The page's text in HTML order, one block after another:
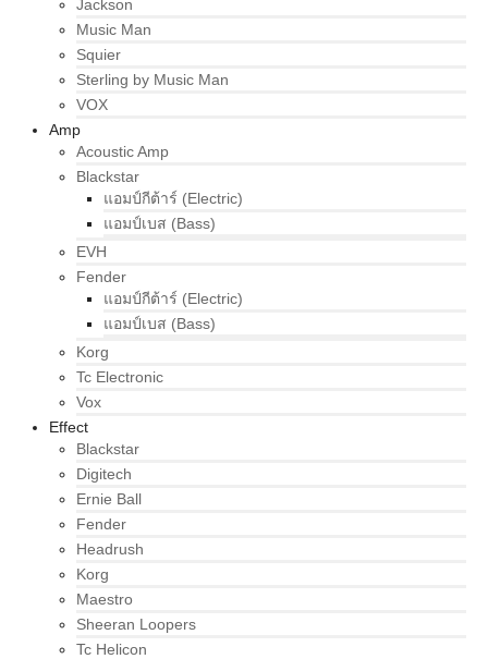
Jackson
Music Man
Squier
Sterling by Music Man
VOX
Amp
Acoustic Amp
Blackstar
แอมป์กีต้าร์ (Electric)
แอมป์เบส (Bass)
EVH
Fender
แอมป์กีต้าร์ (Electric)
แอมป์เบส (Bass)
Korg
Tc Electronic
Vox
Effect
Blackstar
Digitech
Ernie Ball
Fender
Headrush
Korg
Maestro
Sheeran Loopers
Tc Helicon